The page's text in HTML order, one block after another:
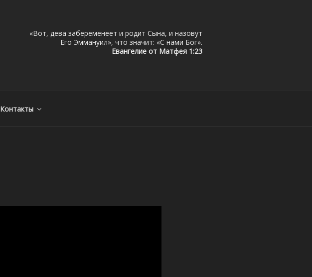
«Вот, дева забеременеет и родит Сына, и назовут
Его Эммануил», что значит: «С нами Бог».
Евангелие от Матфея 1:23
Контакты